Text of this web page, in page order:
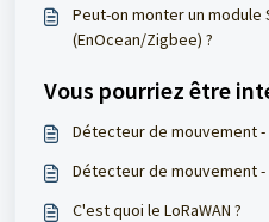
Peut-on monter un module
(EnOcean/Zigbee) ?
Vous pourriez être
Détecteur de mouvement -
Détecteur de mouvement -
C'est quoi le LoRaWAN ?